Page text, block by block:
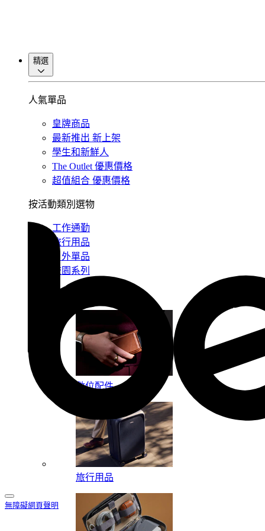
無障礙網頁聲明
精選
人氣單品
皇牌商品
最新推出 新上架
學生和新鮮人
The Outlet 優惠價格
超值組合 優惠價格
按活動類別選物
工作通勤
旅行用品
戶外單品
校園系列
數位配件
旅行用品